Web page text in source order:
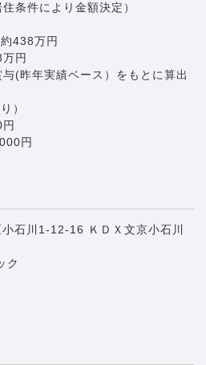
条件により金額決定）
438万円
円
(昨年実績ベース）をもとに算出
）
円
石川1-12-16 ＫＤＸ文京小石川
ク